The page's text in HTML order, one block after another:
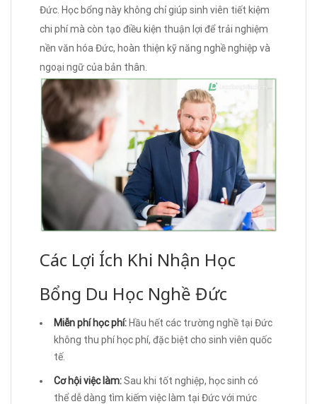
Đức. Học bổng này không chỉ giúp sinh viên tiết kiệm
chi phí mà còn tạo điều kiện thuận lợi để trải nghiệm
nền văn hóa Đức, hoàn thiện kỹ năng nghề nghiệp và
ngoại ngữ của bản thân.
Các Lợi Ích Khi Nhận Học
Bổng Du Học Nghề Đức
Miễn phí học phí: Hầu hết các trường nghề tại Đức
không thu phí học phí, đặc biệt cho sinh viên quốc
tế.
Cơ hội việc làm:Sau khi tốt nghiệp, học sinh có
thể dễ dàng tìm kiếm việc làm tại Đức với mức